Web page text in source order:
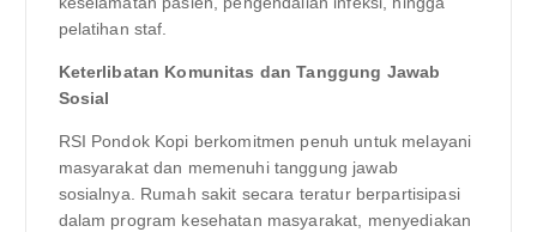
pelatihan staf.
Keterlibatan Komunitas dan Tanggung Jawab
Sosial
RSI Pondok Kopi berkomitmen penuh untuk melayani
masyarakat dan memenuhi tanggung jawab
sosialnya. Rumah sakit secara teratur berpartisipasi
dalam program kesehatan masyarakat, menyediakan